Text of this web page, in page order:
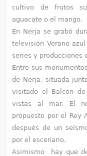
a
q
u
cultivo de frutos
aguacate o el mango.
En Nerja se grabó
televisión Verano
series y producciones
Entre sus
de Nerja, situada
visitado el Balcón
vistas al mar. El
propuesto por el Rey
después de un
por el escenario.
Asimismo hay que